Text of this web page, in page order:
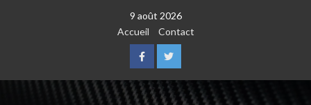
9 août 2026
Accueil
Contact
FacebookTwitter